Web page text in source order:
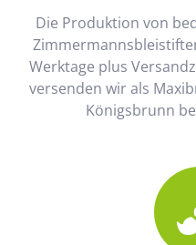
Die Produktion von
Werktage plus
versenden wir als
Königsbrunn